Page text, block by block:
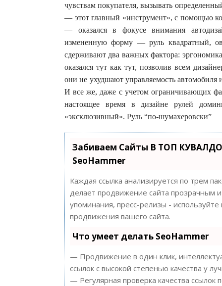
чувствам покупателя, вызывать
— этот главный «инструмент», с помощью
— оказался в фокусе внимания
измененную форму — руль квадратный,
сдерживают два важных фактора:
оказался тут как тут, позволив всем
они не ухудшают управляемость
И все же, даже с учетом ограничивающих
настоящее время в дизайне рулей
«эксклюзивный». Руль “по-шумахеровски”
Забиваем Сайты В ТОП
SeoHammer
Каждая ссылка анализируется по трем
делает продвижение сайта прозрачным
упоминания, пресс-релизы -
продвижения вашего сайта.
Что умеет делать SeoHammer
— Продвижение в один клик,
ссылок с высокой степенью качества у
— Регулярная проверка качества